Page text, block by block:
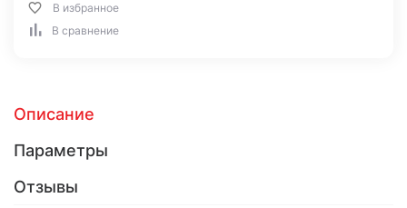
В избранное
В сравнение
Описание
Параметры
Отзывы